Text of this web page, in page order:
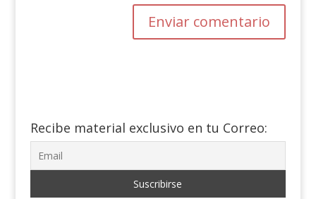
Recibe material exclusivo en tu Correo: